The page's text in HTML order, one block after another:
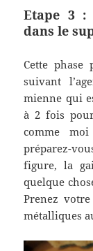
Etape 3 :
dans le
Cette
suivant
mienne qui
à 2 fois
comme
préparez-
figure, la
quelque
Prenez
métalliques